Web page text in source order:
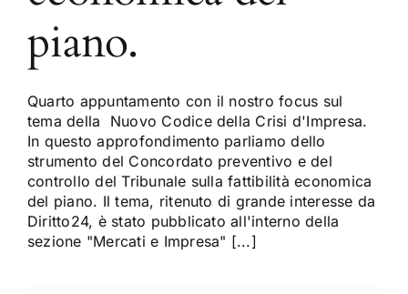
piano.
Quarto appuntamento con il nostro focus sul
tema della Nuovo Codice della Crisi d'Impresa.
In questo approfondimento parliamo dello
strumento del Concordato preventivo e del
controllo del Tribunale sulla fattibilità economica
del piano. Il tema, ritenuto di grande interesse da
Diritto24, è stato pubblicato all'interno della
sezione "Mercati e Impresa" [...]